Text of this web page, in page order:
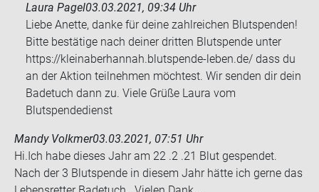
Laura Pagel03.03.2021, 09:34 Uhr
Liebe Anette, danke für deine zahlreichen Blutspenden!
Bitte bestätige nach deiner dritten Blutspende unter
https://kleinaberhannah.blutspende-leben.de/ dass du
an der Aktion teilnehmen möchtest. Wir senden dir dein
Badetuch dann zu. Viele Grüße Laura vom
Blutspendedienst
Mandy Volkmer03.03.2021, 07:51 Uhr
Hi.Ich habe die­ses Jahr am 22 .2 .21 Blut ge­spen­det.
Nach der 3 Blut­spen­de in die­sem Jahr hätte ich gerne das